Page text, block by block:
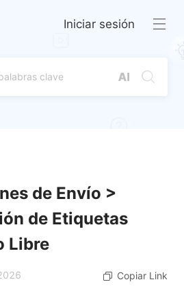
Iniciar sesión
de Envío >
de Etiquetas
Libre
Copiar Link